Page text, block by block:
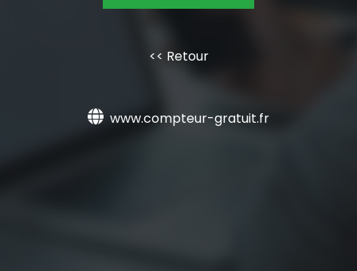
<< Retour
www.compteur-gratuit.fr